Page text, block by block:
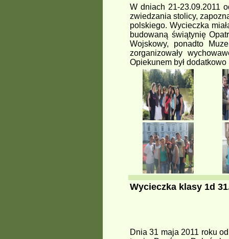
W dniach 21-23.09.2011
zwiedzania stolicy,
polskiego. Wycieczka
budowaną świątynię
Wojskowy, ponadto
zorganizowały
Opiekunem był
Wycieczka klasy 1d
Dnia 31 maja 2011 roku